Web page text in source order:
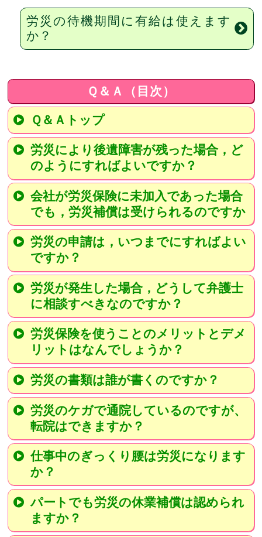
労災の待機期間に有給は使えます
か？
Ｑ＆Ａ（目次）
Ｑ＆Ａトップ
労災により後遺障害が残った場合，ど
のようにすればよいですか？
会社が労災保険に未加入であった場合
でも，労災補償は受けられるのですか
労災の申請は，いつまでにすればよい
ですか？
労災が発生した場合，どうして弁護士
に相談すべきなのですか？
労災保険を使うことのメリットとデメ
リットはなんでしょうか？
労災の書類は誰が書くのですか？
労災のケガで通院しているのですが、
転院はできますか？
仕事中のぎっくり腰は労災になります
か？
パートでも労災の休業補償は認められ
ますか？